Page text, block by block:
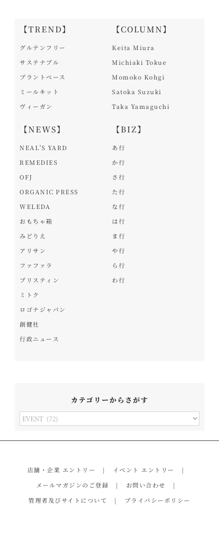
【TREND】
グルテンフリー
サステナブル
プラントベース
ミールキット
ヴィーガン
【NEWS】
NEAL'S YARD
REMEDIES
OFJ
ORGANIC PRESS
WELEDA
おもちゃ箱
みどりえ
アリサン
ファファラ
プリスティン
ミトク
ロゴナジャパン
創健社
行政ニュース
【COLUMN】
Keita Miura
Michiaki Tokue
Momoko Kohgi
Satoka Suzuki
Taka Yamaguchi
【BIZ】
あ行
か行
さ行
た行
な行
は行
ま行
や行
ら行
わ行
カテゴリーからさがす
カ
店舗・企業 エントリー
イベント エントリー
メールマガジンのご登録
お問い合わせ
管理者及びサイトについて
プライバシーポリシー